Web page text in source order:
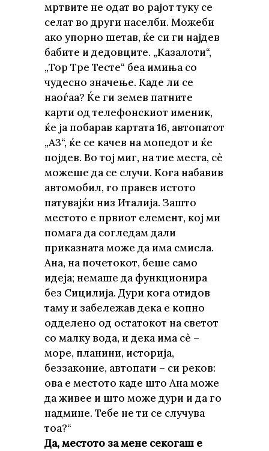
мртвите не одат во рајот туку се
селат во други населби. Можеби
ако упорно шетав, ќе си ги најдев
бабите и дедовците. „Казалоти“,
„Тор Тре Тесте“ беа имиња со
чудесно значење. Каде ли се
наоѓаа? Ќе ги земев патните
карти од телефонскиот именик,
ќе ја побарав картата 16, автопатот
„А3“, ќе се качев на мопедот и ќе
појдев. Во тој миг, на тие места, сè
можеше да се случи. Кога набавив
автомобил, го правев истото
патувајќи низ Италија. Зашто
местото е првиот елемент, кој ми
помага да согледам дали
приказната може да има смисла.
Ана, на почетокот, беше само
идеја; немаше да функционира
без Сицилија. Дури кога отидов
таму и забележав дека е копно
одделено од остатокот на светот
со малку вода, и дека има сè –
море, планини, историја,
беззаконие, автопати – си реков:
ова е местото каде што Ана може
да живее и што може дури и да го
надмине. Тебе не ти се случува
тоа?“
Да, местото за мене секогаш е